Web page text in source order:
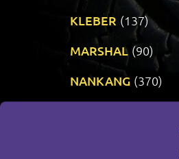
KLEBER (137)
MARSHAL (90)
NANKANG (370)